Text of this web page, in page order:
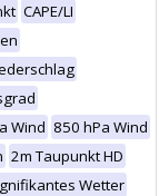
CAPE/LI
Wind 850 hPa Wind
2m Taupunkt HD
Wetter